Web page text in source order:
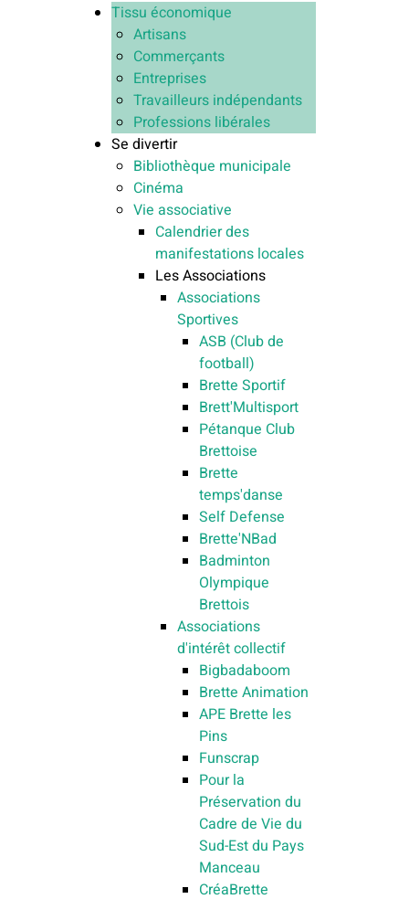
Tissu économique
Artisans
Commerçants
Entreprises
Travailleurs indépendants
Professions libérales
Se divertir
Bibliothèque municipale
Cinéma
Vie associative
Calendrier des
manifestations locales
Les Associations
Associations
Sportives
ASB (Club de
football)
Brette Sportif
Brett'Multisport
Pétanque Club
Brettoise
Brette
temps'danse
Self Defense
Brette'NBad
Badminton
Olympique
Brettois
Associations
d'intérêt collectif
Bigbadaboom
Brette Animation
APE Brette les
Pins
Funscrap
Pour la
Préservation du
Cadre de Vie du
Sud-Est du Pays
Manceau
CréaBrette